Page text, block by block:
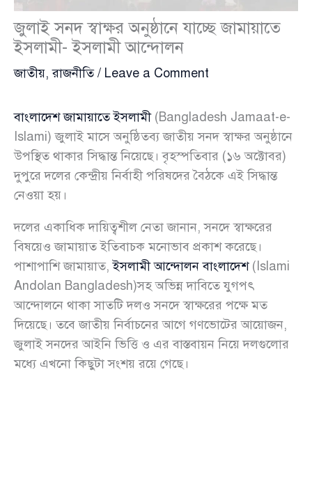
জুলাই সনদ স্বাক্ষর অনুষ্ঠানে যাচ্ছে জামায়াতে
ইসলামী- ইসলামী আন্দোলন
জাতীয়,রাজনীতি/ Leave a Comment
বাংলাদেশ জামায়াতে ইসলামী(Bangladesh Jamaat-e-
Islami) জুলাই মাসে অনুষ্ঠিতব্য জাতীয় সনদ স্বাক্ষর অনুষ্ঠানে
উপস্থিত থাকার সিদ্ধান্ত নিয়েছে। বৃহস্পতিবার (১৬ অক্টোবর)
দুপুরে দলের কেন্দ্রীয় নির্বাহী পরিষদের বৈঠকে এই সিদ্ধান্ত
নেওয়া হয়।
দলের একাধিক দায়িত্বশীল নেতা জানান, সনদে স্বাক্ষরের
বিষয়েও জামায়াত ইতিবাচক মনোভাব প্রকাশ করেছে।
পাশাপাশি জামায়াত,ইসলামী আন্দোলন বাংলাদেশ(Islami
Andolan Bangladesh)সহ অভিন্ন দাবিতে যুগপৎ
আন্দোলনে থাকা সাতটি দলও সনদে স্বাক্ষরের পক্ষে মত
দিয়েছে। তবে জাতীয় নির্বাচনের আগে গণভোটের আয়োজন,
জুলাই সনদের আইনি ভিত্তি ও এর বাস্তবায়ন নিয়ে দলগুলোর
মধ্যে এখনো কিছুটা সংশয় রয়ে গেছে।